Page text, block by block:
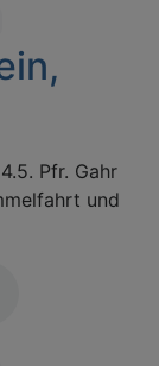
Pfr. Gahr
und